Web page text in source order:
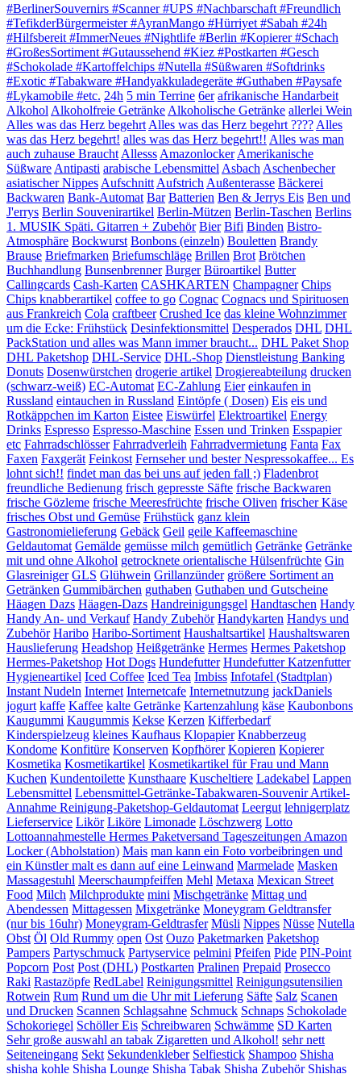
#BerlinerSouvernirs #Scanner #UPS #Nachbarschaft #Freundlich
#TefikderBürgermeister #AyranMango #Hürriyet #Sabah #24h
#Hilfsbereit #ImmerNeues #Nightlife #Berlin #Kopierer #Schach
#GroßesSortiment #Gutaussehend #Kiez #Postkarten #Gesch
#Schokolade #Kartoffelchips #Nutella #Süßwaren #Softdrinks
#Exotic #Tabakware #Handyakkuladegeräte #Guthaben #Paysafe
#Lykamobile #etc. 24h 5 min Terrine 6er afrikanische Handarbeit
Alkohol Alkoholfreie Getränke Alkoholische Getränke allerlei Wein
Alles was das Herz begehrt Alles was das Herz begehrt ???? Alles
was das Herz begehrt! alles was das Herz begehrt!! Alles was man
auch zuhause Braucht Allesss Amazonlocker Amerikanische
Süßware Antipasti arabische Lebensmittel Asbach Aschenbecher
asiatischer Nippes Aufschnitt Aufstrich Außenterasse Bäckerei
Backwaren Bank-Automat Bar Batterien Ben & Jerrys Eis Ben und
J'errys Berlin Souvenirartikel Berlin-Mützen Berlin-Taschen Berlins
1. MUSIK Späti. Gitarren + Zubehör Bier Bifi Binden Bistro-
Atmosphäre Bockwurst Bonbons (einzeln) Bouletten Brandy
Brause Briefmarken Briefumschläge Brillen Brot Brötchen
Buchhandlung Bunsenbrenner Burger Büroartikel Butter
Callingcards Cash-Karten CASHKARTEN Champagner Chips
Chips knabberartikel coffee to go Cognac Cognacs und Spirituosen
aus Frankreich Cola craftbeer Crushed Ice das kleine Wohnzimmer
um die Ecke: Frühstück Desinfektionsmittel Desperados DHL DHL
PackStation und alles was Mann immer braucht... DHL Paket Shop
DHL Paketshop DHL-Service DHL-Shop Dienstleistung Banking
Donuts Dosenwürstchen drogerie artikel Drogiereabteilung drucken
(schwarz-weiß) EC-Automat EC-Zahlung Eier einkaufen in
Russland eintauchen in Russland Eintöpfe ( Dosen) Eis eis und
Rotkäppchen im Karton Eistee Eiswürfel Elektroartikel Energy
Drinks Espresso Espresso-Maschine Essen und Trinken Esspapier
etc Fahrradschlösser Fahrradverleih Fahrradvermietung Fanta Fax
Faxen Faxgerät Feinkost Fernseher und bester Nespressokaffee... Es
lohnt sich!! findet man das bei uns auf jeden fall ;) Fladenbrot
freundliche Bedienung frisch gepresste Säfte frische Backwaren
frische Gözleme frische Meeresfrüchte frische Oliven frischer Käse
frisches Obst und Gemüse Frühstück ganz klein
Gastronomielieferung Gebäck Geil geile Kaffeemaschine
Geldautomat Gemälde gemüsse milch gemütlich Getränke Getränke
mit und ohne Alkohol getrocknete orientalische Hülsenfrüchte Gin
Glasreiniger GLS Glühwein Grillanzünder größere Sortiment an
Getränken Gummibärchen guthaben Guthaben und Gutscheine
Häagen Dazs Häagen-Dazs Handreinigungsgel Handtaschen Handy
Handy An- und Verkauf Handy Zubehör Handykarten Handys und
Zubehör Haribo Haribo-Sortiment Haushaltsartikel Haushaltswaren
Hauslieferung Headshop Heißgetränke Hermes Hermes Paketshop
Hermes-Paketshop Hot Dogs Hundefutter Hundefutter Katzenfutter
Hygieneartikel Iced Coffee Iced Tea Imbiss Infotafel (Stadtplan)
Instant Nudeln Internet Internetcafe Internetnutzung jackDaniels
jogurt kaffe Kaffee kalte Getränke Kartenzahlung käse Kaubonbons
Kaugummi Kaugummis Kekse Kerzen Kifferbedarf
Kinderspielzeug kleines Kaufhaus Klopapier Knabberzeug
Kondome Konfitüre Konserven Kopfhörer Kopieren Kopierer
Kosmetika Kosmetikartikel Kosmetikartikel für Frau und Mann
Kuchen Kundentoilette Kunsthaare Kuscheltiere Ladekabel Lappen
Lebensmittel Lebensmittel-Getränke-Tabakwaren-Souvenir Artikel-
Annahme Reinigung-Paketshop-Geldautomat Leergut lehnigerplatz
Lieferservice Likör Liköre Limonade Löschzwerg Lotto
Lottoannahmestelle Hermes Paketversand Tageszeitungen Amazon
Locker (Abholstation) Mais man kann ein Foto vorbeibringen und
ein Künstler malt es dann auf eine Leinwand Marmelade Masken
Massagestuhl Meerschaumpfeiffen Mehl Metaxa Mexican Street
Food Milch Milchprodukte mini Mischgetränke Mittag und
Abendessen Mittagessen Mixgetränke Moneygram Geldtransfer
(nur bis 16uhr) Moneygram-Geldtrasfer Müsli Nippes Nüsse Nutella
Obst Öl Old Rummy open Ost Ouzo Paketmarken Paketshop
Pampers Partyschmuck Partyservice pelmini Pfeifen Pide PIN-Point
Popcorn Post Post (DHL) Postkarten Pralinen Prepaid Prosecco
Raki Rastazöpfe RedLabel Reinigungsmittel Reinigungsutensilien
Rotwein Rum Rund um die Uhr mit Lieferung Säfte Salz Scanen
und Drucken Scannen Schlagsahne Schmuck Schnaps Schokolade
Schokoriegel Schöller Eis Schreibwaren Schwämme SD Karten
Sehr große auswahl an tabak Zigaretten und Alkohol! sehr nett
Seiteneingang Sekt Sekundenkleber Selfiestick Shampoo Shisha
shisha kohle Shisha Lounge Shisha Tabak Shisha Zubehör Shishas